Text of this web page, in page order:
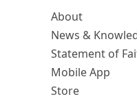
About
News &
Statement of
Mobile App
Store